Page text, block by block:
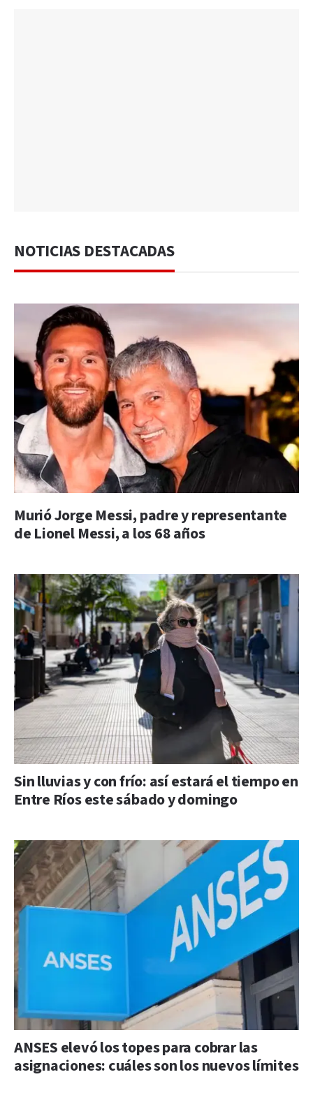
NOTICIAS DESTACADAS
Murió Jorge Messi, padre y representante
de Lionel Messi, a los 68 años
Sin lluvias y con frío: así estará el tiempo en
Entre Ríos este sábado y domingo
ANSES elevó los topes para cobrar las
asignaciones: cuáles son los nuevos límites